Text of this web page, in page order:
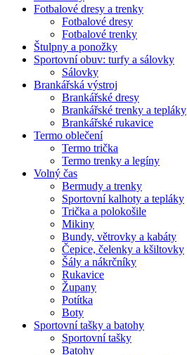
Fotbalové dresy a trenky
Fotbalové dresy
Fotbalové trenky
Štulpny a ponožky
Sportovní obuv: turfy a sálovky
Sálovky
Brankářská výstroj
Brankářské dresy
Brankářské trenky a tepláky
Brankářské rukavice
Termo oblečení
Termo trička
Termo trenky a legíny
Volný čas
Bermudy a trenky
Sportovní kalhoty a tepláky
Trička a polokošile
Mikiny
Bundy, větrovky a kabáty
Čepice, čelenky a kšiltovky
Šály a nákrčníky
Rukavice
Župany
Potítka
Boty
Sportovní tašky a batohy
Sportovní tašky
Batohy